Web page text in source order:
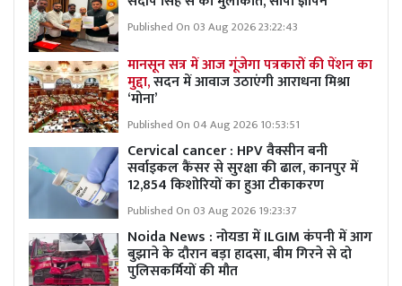
Published On 03 Aug 2026 23:22:43
मानसून सत्र में आज गूंजेगा पत्रकारों की पेंशन का
मुद्दा,सदन में आवाज उठाएंगी आराधना मिश्रा
‘मोना’
Published On 04 Aug 2026 10:53:51
Cervical cancer : HPV वैक्सीन बनी
सर्वाइकल कैंसर से सुरक्षा की ढाल, कानपुर में
12,854 किशोरियों का हुआ टीकाकरण
Published On 03 Aug 2026 19:23:37
Noida News : नोयडा में ILGIM कंपनी में आग
बुझाने के दौरान बड़ा हादसा, बीम गिरने से दो
पुलिसकर्मियों की मौत